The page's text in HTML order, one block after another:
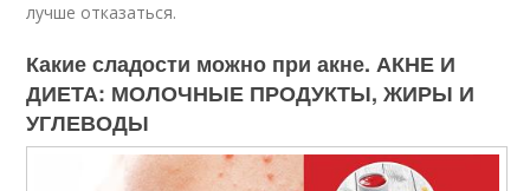
лучше отказаться.
Какие сладости можно при акне. АКНЕ И
ДИЕТА: МОЛОЧНЫЕ ПРОДУКТЫ, ЖИРЫ И
УГЛЕВОДЫ